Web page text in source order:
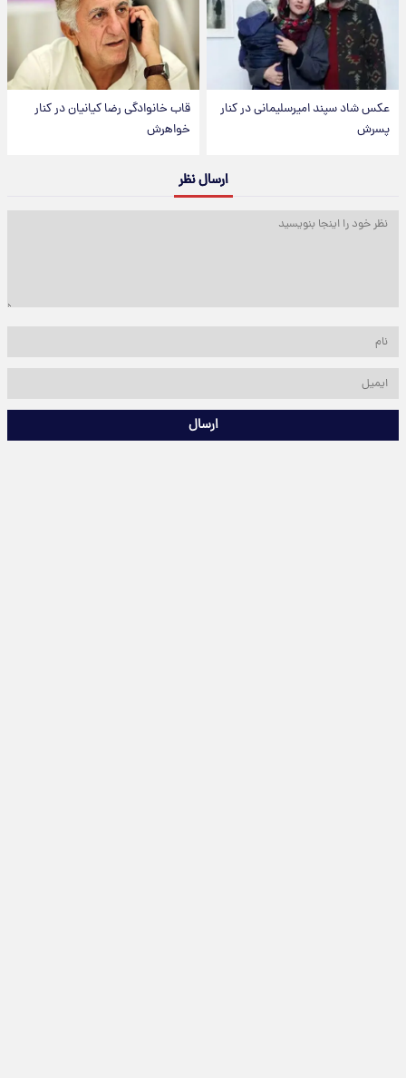
عکس شاد سپند امیرسلیمانی در کنار
پسرش
قاب خانوادگی رضا کیانیان در کنار
خواهرش
ارسال نظر
ارسال